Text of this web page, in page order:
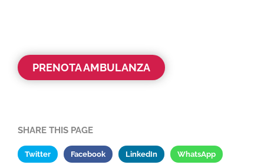
PRENOTA AMBULANZA
SHARE THIS PAGE
Twitter Facebook LinkedIn WhatsApp